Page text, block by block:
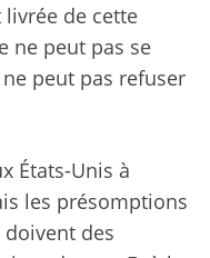
de cette
ne peut pas se
peut pas refuser
États-Unis à
les présomptions
des